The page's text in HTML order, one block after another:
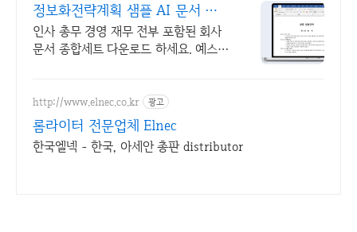
정보화전략계획 샘플 AI 문서 작
성
인사 총무 경영 재무 전부 포함된 회사
문서 종합세트 다운로드 하세요. 예스폼
http://www.elnec.co.kr 광고
롬라이터 전문업체 Elnec
한국엘넥 - 한국, 아세안 총판 distributor